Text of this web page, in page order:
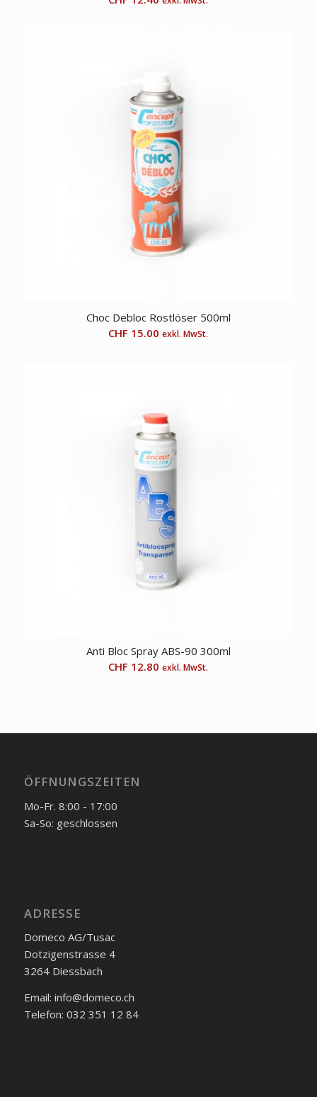
Choc Debloc Rostlöser 500ml
CHF 15.00 exkl. MwSt.
Anti Bloc Spray ABS-90 300ml
CHF 12.80 exkl. MwSt.
ÖFFNUNGSZEITEN
Mo-Fr. 8:00 - 17:00
Sa-So: geschlossen
ADRESSE
Domeco AG/Tusac
Dotzigenstrasse 4
3264 Diessbach
Email: info@domeco.ch
Telefon: 032 351 12 84